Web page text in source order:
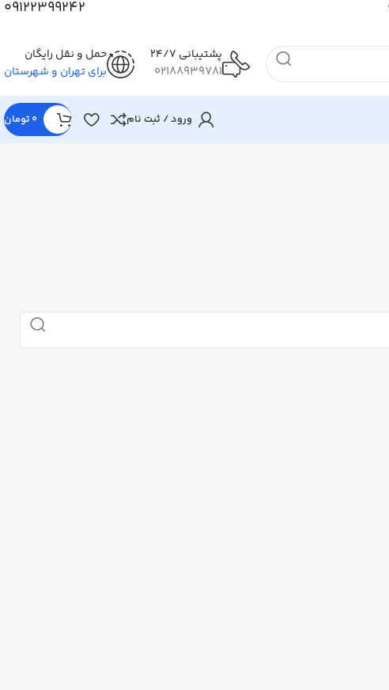
09122399242
پشتیبانی 24/7
02188939781
حمل و نقل رایگان
برای تهران و شهرستان
ورود / ثبت نام 0 تومان